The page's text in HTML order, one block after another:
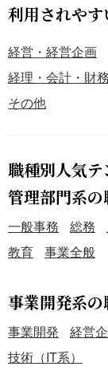
利用されや
経営・経営企画
経理・会計・財務
その他
職種別人気
管理部門系の
一般事務 総務
教育
事業全般
事業開発系
事業開発 経営
技術（IT系）